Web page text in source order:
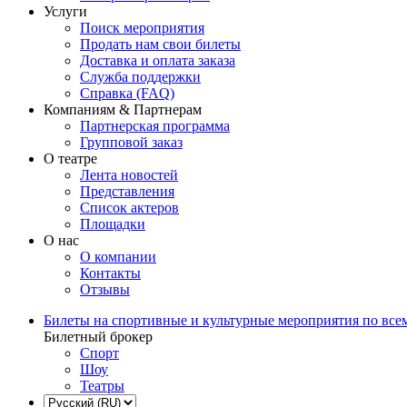
Услуги
Поиск мероприятия
Продать нам свои билеты
Доставка и оплата заказа
Служба поддержки
Справка (FAQ)
Компаниям & Партнерам
Партнерская программа
Групповой заказ
О театре
Лента новостей
Представления
Список актеров
Площадки
О нас
О компании
Контакты
Отзывы
Билеты на спортивные и культурные мероприятия по
Билетный брокер
Спорт
Шоу
Театры